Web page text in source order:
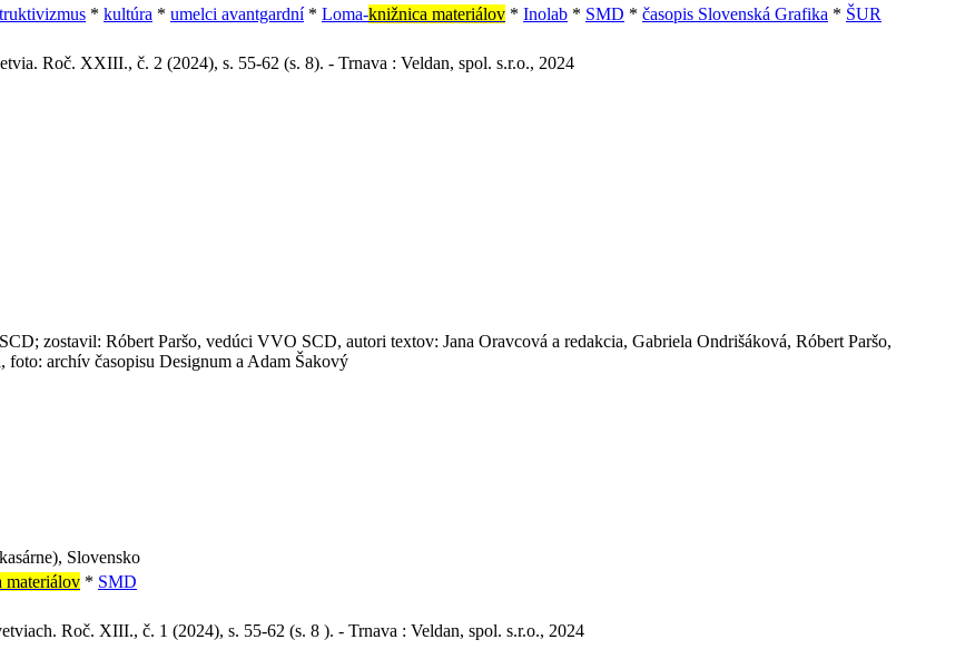
* kultúra * umelci avantgardní* Loma-knižnica materiálov * Inolab * SMD * časopis Slovenská Grafika * ŠUR
Roč. XXIII., č. 2 (2024), s. 55-62 (s. 8). - Trnava : Veldan, spol. s.r.o., 2024
zostavil: Róbert Paršo, vedúci VVO SCD, autori textov: Jana Oravcová a redakcia, Gabriela Ondrišáková, Róbert Paršo,
archív časopisu Designum a Adam Šakový
Slovensko
materiálov * SMD
Roč. XIII., č. 1 (2024), s. 55-62 (s. 8 ). - Trnava : Veldan, spol. s.r.o., 2024